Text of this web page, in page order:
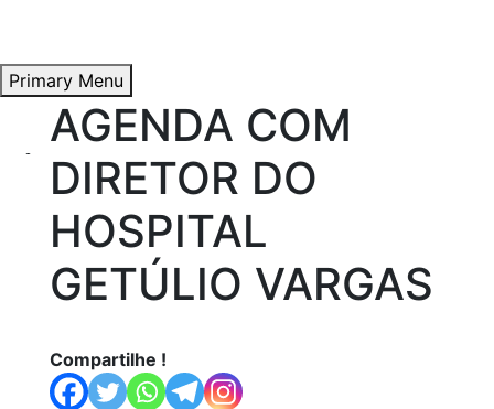
content
Primary Menu
Átila Andrade
Propostas e Lutas
AGENDA COM
DIRETOR DO
HOSPITAL
GETÚLIO VARGAS
Compartilhe !